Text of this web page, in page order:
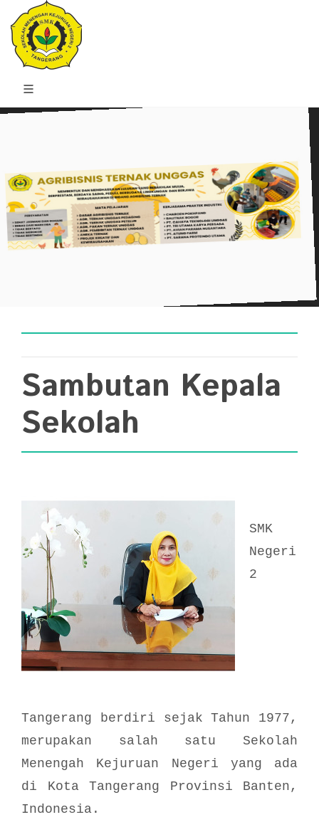
Sambutan Kepala
Sekolah
SMK
Negeri
2
Tangerang berdiri sejak Tahun 1977,
merupakan salah satu Sekolah
Menengah Kejuruan Negeri yang ada
di Kota Tangerang Provinsi Banten,
Indonesia.